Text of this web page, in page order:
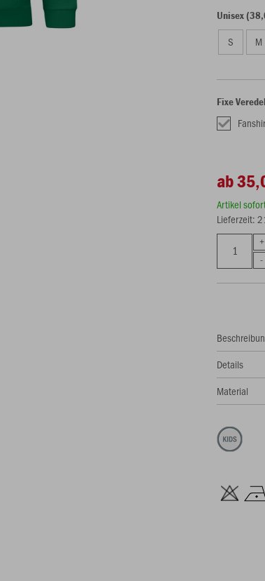
Unisex
S M
Fixe
ab
Artikel
Lieferzeit:
Details
Material